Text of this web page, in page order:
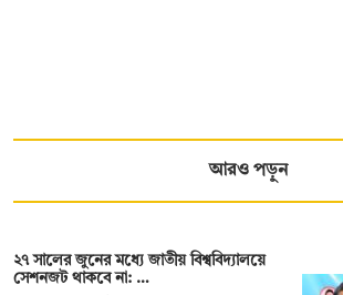
আরও পড়ুন
২৭ সালের জুনের মধ্যে জাতীয় বিশ্ববিদ্যালয়ে
সেশনজট থাকবে না: …